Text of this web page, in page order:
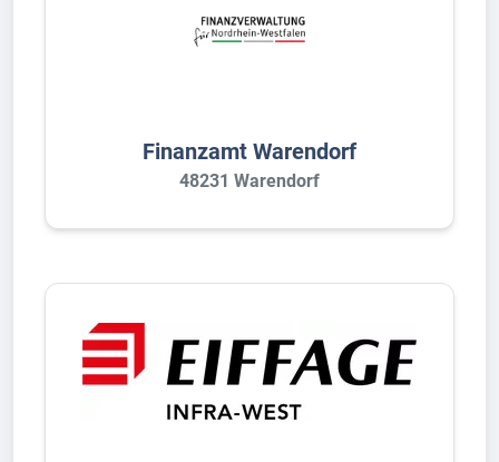
Finanzamt Warendorf
48231 Warendorf